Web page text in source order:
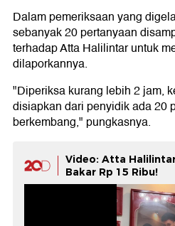
Dalam pemeriksaan yang
sebanyak 20 pertanyaan
terhadap Atta Halilintar untuk
dilaporkannya.
"Diperiksa kurang lebih 2 jam,
disiapkan dari penyidik ada 20
berkembang," pungkasnya.
Video: Atta
Bakar Rp 15 Ribu!